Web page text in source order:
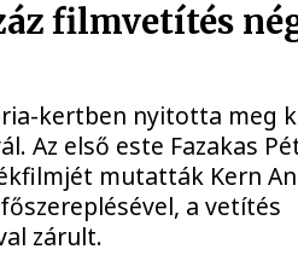
filmvetítés
kertben nyitotta meg
Az első este Fazakas
mutatták Kern
a vetítés
zárult.